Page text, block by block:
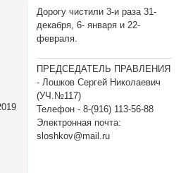
Дорогу чистили 3-и раза 31-
декабря, 6- января и 22-
февраля.
ПРЕДСЕДАТЕЛЬ ПРАВЛЕНИЯ
- Лошков Сергей Николаевич
(УЧ.№117)
Телефон - 8-(916) 113-56-88
Электронная почта:
sloshkov@mail.ru